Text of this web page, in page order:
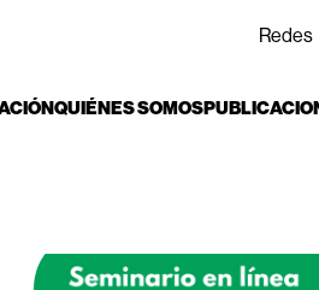
Redes
QUIÉNES SOMOS